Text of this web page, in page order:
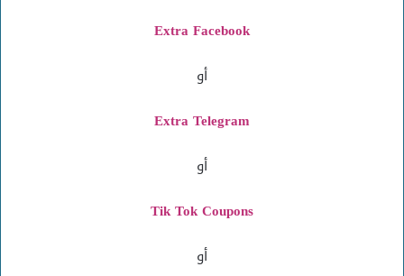
Extra Facebook
أو
Extra Telegram
أو
Tik Tok Coupons
أو